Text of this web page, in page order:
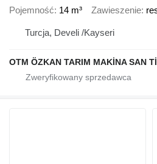
Pojemność 14 m³ Zawieszenie
Turcja, Develi /Kayseri
OTM ÖZKAN TARIM MAKİNA SAN